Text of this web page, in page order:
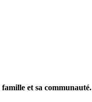
et sa